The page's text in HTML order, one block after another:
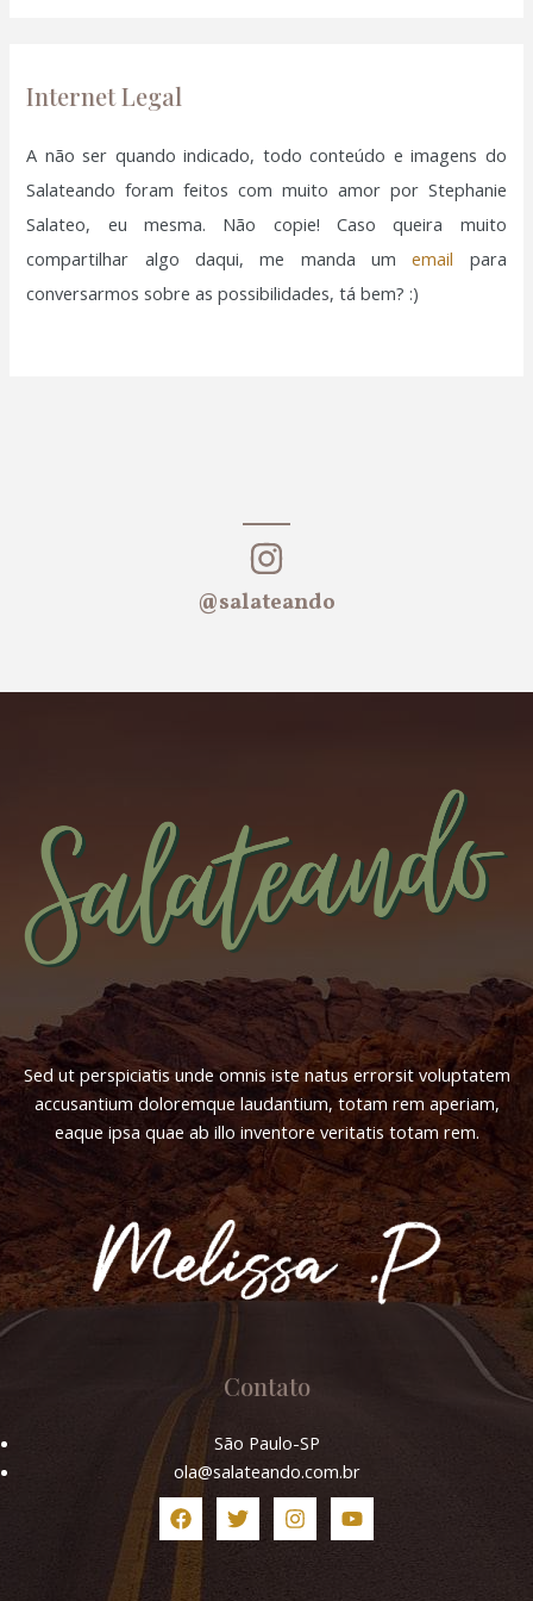
r
Internet Legal
A não ser quando indicado, todo conteúdo e imagens do
Salateando foram feitos com muito amor por Stephanie
Salateo, eu mesma. Não copie! Caso queira muito
compartilhar algo daqui, me manda umemail para
conversarmos sobre as possibilidades, tá bem? :)
@salateando
Sed ut perspiciatis unde omnis iste natus errorsit voluptatem
accusantium doloremque laudantium, totam rem aperiam,
eaque ipsa quae ab illo inventore veritatis totam rem.
Contato
São Paulo-SP
ola@salateando.com.br